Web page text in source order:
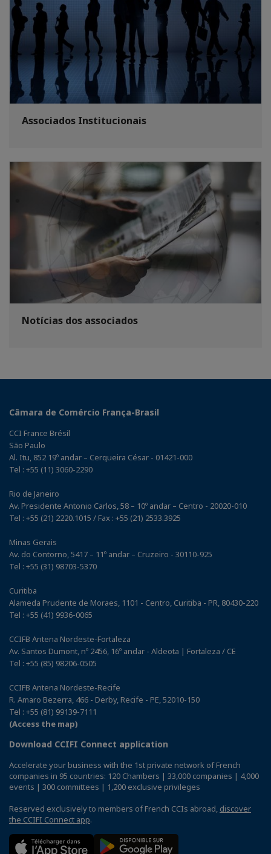
Associados Institucionais
Notícias dos associados
Câmara de Comércio França-Brasil
CCI France Brésil
São Paulo
Al. Itu, 852 19º andar – Cerqueira César - 01421-000
Tel : +55 (11) 3060-2290
Rio de Janeiro
Av. Presidente Antonio Carlos, 58 – 10º andar – Centro - 20020-010
Tel : +55 (21) 2220.1015 / Fax : +55 (21) 2533.3925
Minas Gerais
Av. do Contorno, 5417 – 11º andar – Cruzeiro - 30110-925
Tel : +55 (31) 98703-5370
Curitiba
Alameda Prudente de Moraes, 1101 - Centro, Curitiba - PR, 80430-220
Tel : +55 (41) 9936-0065
CCIFB Antena Nordeste-Fortaleza
Av. Santos Dumont, nº 2456, 16º andar - Aldeota | Fortaleza / CE
Tel : +55 (85) 98206-0505
CCIFB Antena Nordeste-Recife
R. Amaro Bezerra, 466 - Derby, Recife - PE, 52010-150
Tel : +55 (81) 99139-7111
(Access the map)
Download CCIFI Connect application
Accelerate your business with the 1st private network of French
companies in 95 countries: 120 Chambers | 33,000 companies | 4,000
events | 300 committees | 1,200 exclusive privileges
Reserved exclusively to members of French CCIs abroad, discover
the CCIFI Connect app.